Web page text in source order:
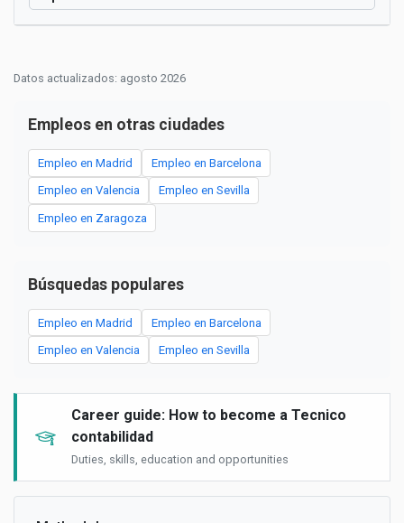
Datos actualizados: agosto 2026
Empleos en otras ciudades
Empleo en Madrid Empleo en Barcelona
Empleo en Valencia Empleo en Sevilla
Empleo en Zaragoza
Búsquedas populares
Empleo en Madrid Empleo en Barcelona
Empleo en Valencia Empleo en Sevilla
Career guide: How to become a Tecnico
contabilidad
Duties, skills, education and opportunities